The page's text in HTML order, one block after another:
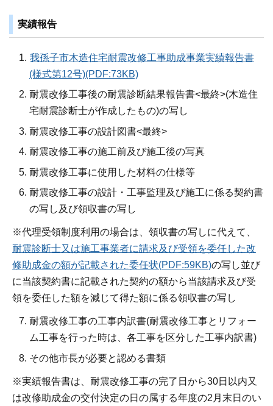
実績報告
我孫子市木造住宅耐震改修工事助成事業実績報告書
(様式第12号)(PDF:73KB)
耐震改修工事後の耐震診断結果報告書<最終>(木造住
宅耐震診断士が作成したもの)の写し
耐震改修工事の設計図書<最終>
耐震改修工事の施工前及び施工後の写真
耐震改修工事に使用した材料の仕様等
耐震改修工事の設計・工事監理及び施工に係る契約書
の写し及び領収書の写し
※代理受領制度利用の場合は、領収書の写しに代えて、
耐震診断士又は施工事業者に請求及び受領を委任した改
修助成金の額が記載された委任状(PDF:59KB)の写し並び
に当該契約書に記載された契約の額から当該請求及び受
領を委任した額を減じて得た額に係る領収書の写し
耐震改修工事の工事内訳書(耐震改修工事とリフォー
ム工事を行った時は、各工事を区分した工事内訳書)
その他市長が必要と認める書類
※実績報告書は、耐震改修工事の完了日から30日以内又
は改修助成金の交付決定の日の属する年度の2月末日のい